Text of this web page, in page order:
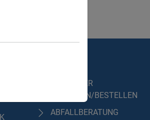
CONTAINER
ANFRAGEN/BESTELLEN
ABFALLBERATUNG